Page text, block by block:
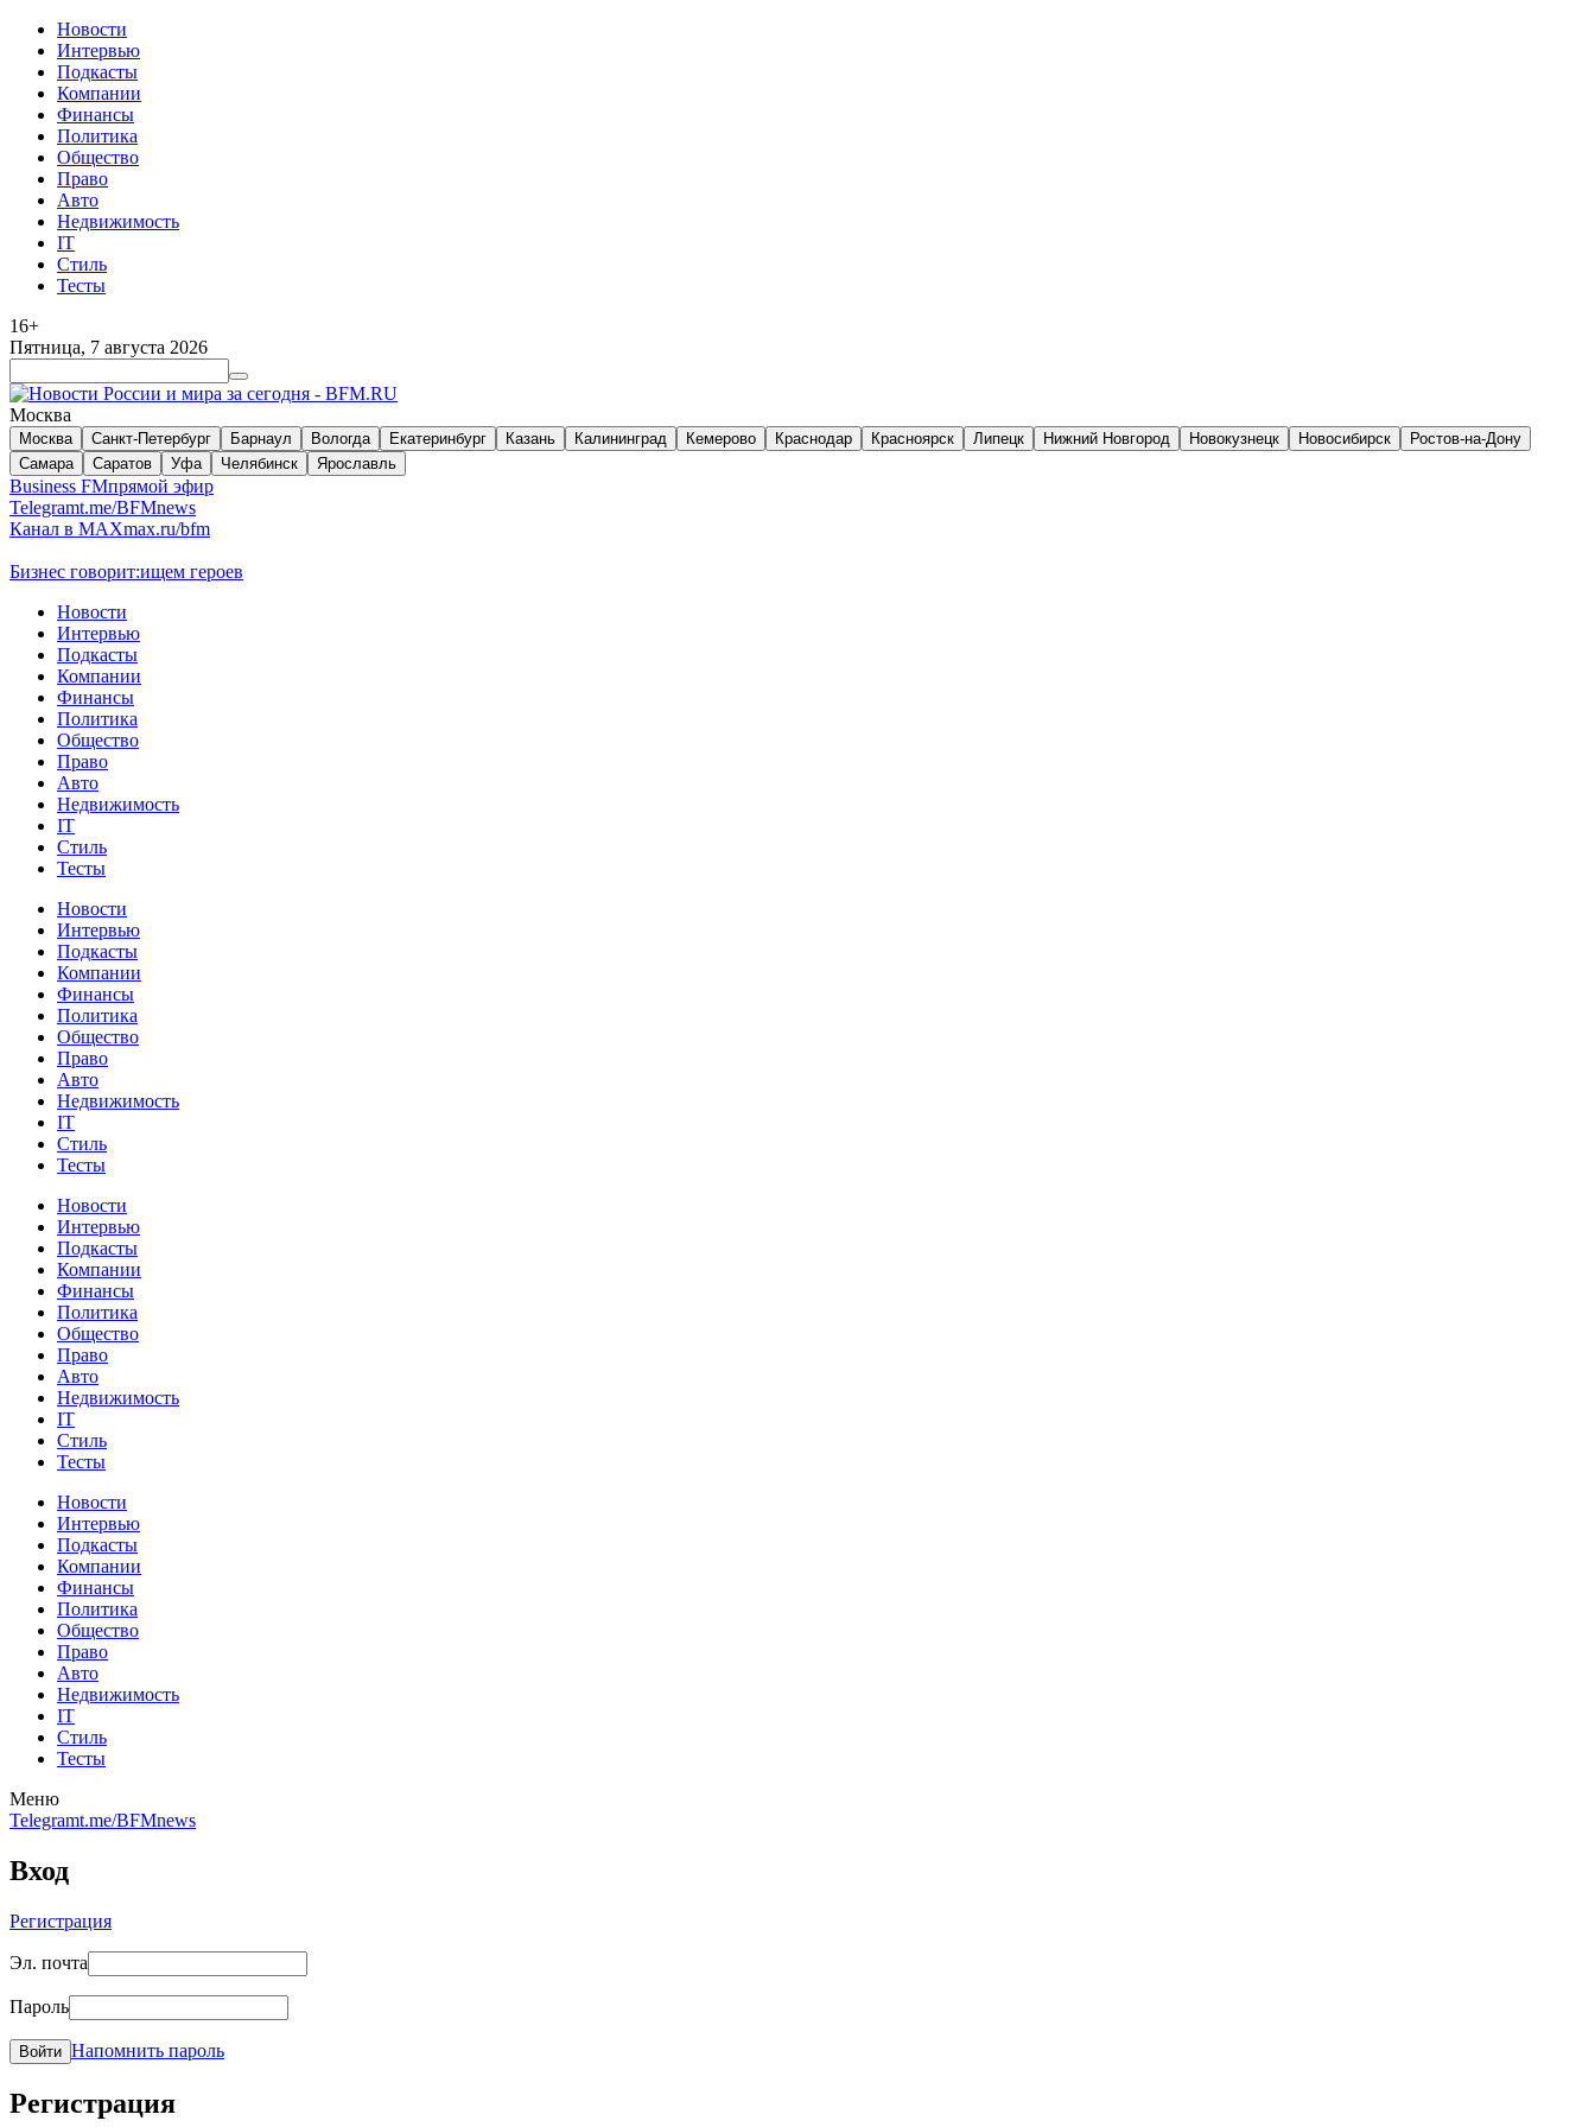
Новости
Интервью
Подкасты
Компании
Финансы
Политика
Общество
Право
Авто
Недвижимость
IT
Стиль
Тесты
16+
Пятница, 7 августа 2026
Москва
Москва Санкт-Петербург Барнаул Вологда Екатеринбург Казань Калининград Кемерово Краснодар Красноярск Липецк Нижний Новгород Новокузнецк Новосибирск
Ростов-на-Дону
Самара
Саратов Уфа Челябинск Ярославль
Business FMпрямой эфир
Telegramt.me/BFMnews
Канал в MAXmax.ru/bfm
Бизнес говорит:ищем героев
Новости
Интервью
Подкасты
Компании
Финансы
Политика
Общество
Право
Авто
Недвижимость
IT
Стиль
Тесты
Новости
Интервью
Подкасты
Компании
Финансы
Политика
Общество
Право
Авто
Недвижимость
IT
Стиль
Тесты
Новости
Интервью
Подкасты
Компании
Финансы
Политика
Общество
Право
Авто
Недвижимость
IT
Стиль
Тесты
Новости
Интервью
Подкасты
Компании
Финансы
Политика
Общество
Право
Авто
Недвижимость
IT
Стиль
Тесты
Меню
Telegramt.me/BFMnews
Вход
Регистрация
Эл. почта
Пароль
Войти Напомнить пароль
Регистрация